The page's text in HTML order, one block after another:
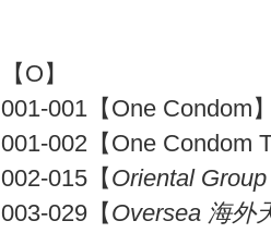
【O】
001-001【One Condom
001-002【One Condom
002-015【Oriental
003-029【Oversea 海外